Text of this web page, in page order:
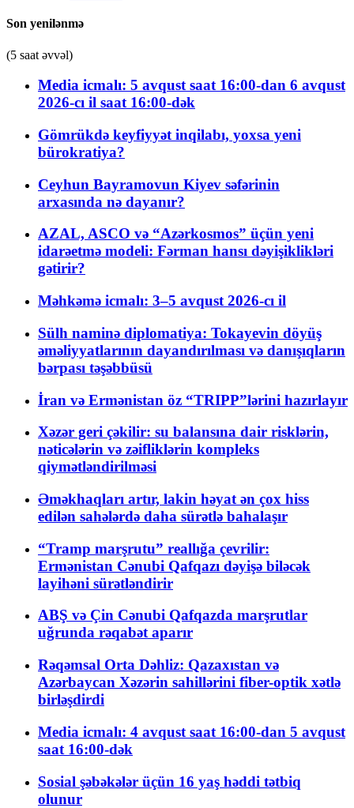
Son yenilənmə
(5 saat əvvəl)
Media icmalı: 5 avqust saat 16:00-dan 6 avqust
2026-cı il saat 16:00-dək
Gömrükdə keyfiyyət inqilabı, yoxsa yeni
bürokratiya?
Ceyhun Bayramovun Kiyev səfərinin
arxasında nə dayanır?
AZAL, ASCO və “Azərkosmos” üçün yeni
idarəetmə modeli: Fərman hansı dəyişiklikləri
gətirir?
Məhkəmə icmalı: 3–5 avqust 2026-cı il
Sülh naminə diplomatiya: Tokayevin döyüş
əməliyyatlarının dayandırılması və danışıqların
bərpası təşəbbüsü
İran və Ermənistan öz “TRIPP”lərini hazırlayır
Xəzər geri çəkilir: su balansına dair risklərin,
nəticələrin və zəifliklərin kompleks
qiymətləndirilməsi
Əməkhaqları artır, lakin həyat ən çox hiss
edilən sahələrdə daha sürətlə bahalaşır
“Tramp marşrutu” reallığa çevrilir:
Ermənistan Cənubi Qafqazı dəyişə biləcək
layihəni sürətləndirir
ABŞ və Çin Cənubi Qafqazda marşrutlar
uğrunda rəqabət aparır
Rəqəmsal Orta Dəhliz: Qazaxıstan və
Azərbaycan Xəzərin sahillərini fiber-optik xətlə
birləşdirdi
Media icmalı: 4 avqust saat 16:00-dan 5 avqust
saat 16:00-dək
Sosial şəbəkələr üçün 16 yaş həddi tətbiq
olunur